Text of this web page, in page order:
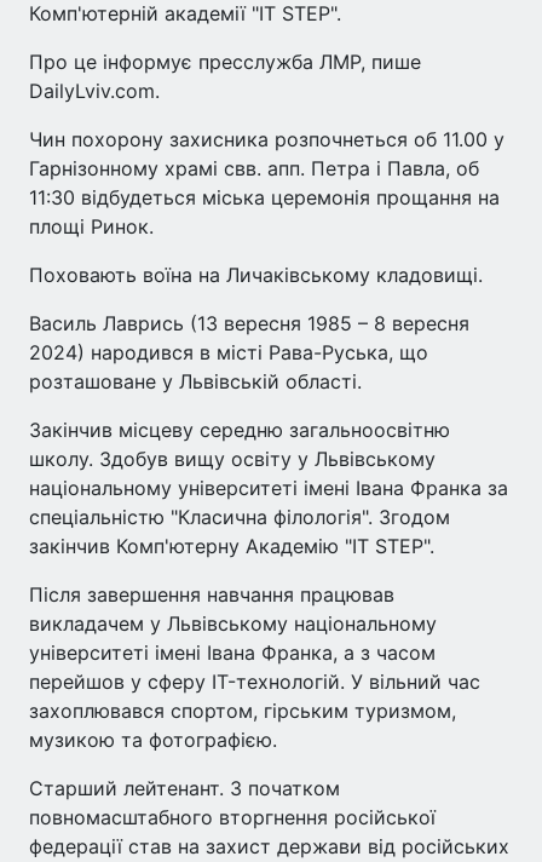
Комп'ютерній академії "IT STEP".
Про це інформує пресслужба ЛМР, пише
DailyLviv.com.
Чин похорону захисника розпочнеться об 11.00 у
Гарнізонному храмі свв. апп. Петра і Павла, об
11:30 відбудеться міська церемонія прощання на
площі Ринок.
Поховають воїна на Личаківському кладовищі.
Василь Лаврись (13 вересня 1985 – 8 вересня
2024) народився в місті Рава-Руська, що
розташоване у Львівській області.
Закінчив місцеву середню загальноосвітню
школу. Здобув вищу освіту у Львівському
національному університеті імені Івана Франка за
спеціальністю "Класична філологія". Згодом
закінчив Комп'ютерну Академію "IT STEP".
Після завершення навчання працював
викладачем у Львівському національному
університеті імені Івана Франка, а з часом
перейшов у сферу ІT-технологій. У вільний час
захоплювався спортом, гірським туризмом,
музикою та фотографією.
Старший лейтенант. З початком
повномасштабного вторгнення російської
федерації став на захист держави від російських